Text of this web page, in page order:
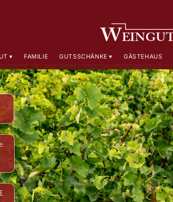
FAMILIE GUTSSCHÄNKE GÄSTEHAUS